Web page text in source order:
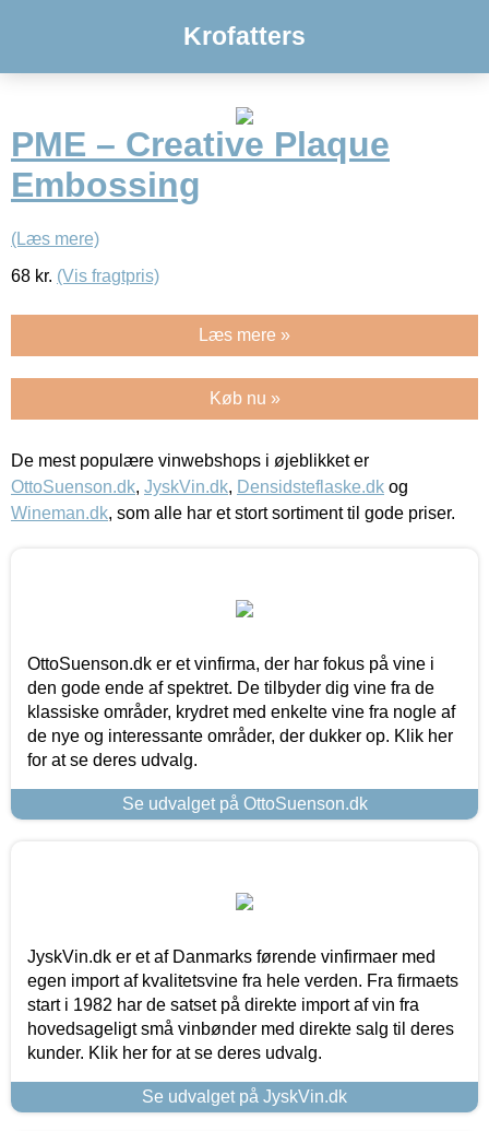
Krofatters
PME – Creative Plaque
Embossing
(Læs mere)
68 kr. (Vis fragtpris)
Læs mere »
Køb nu »
De mest populære vinwebshops i øjeblikket er
OttoSuenson.dk, JyskVin.dk, Densidsteflaske.dk og
Wineman.dk, som alle har et stort sortiment til gode priser.
OttoSuenson.dk er et vinfirma, der har fokus på vine i
den gode ende af spektret. De tilbyder dig vine fra de
klassiske områder, krydret med enkelte vine fra nogle af
de nye og interessante områder, der dukker op. Klik her
for at se deres udvalg.
Se udvalget på OttoSuenson.dk
JyskVin.dk er et af Danmarks førende vinfirmaer med
egen import af kvalitetsvine fra hele verden. Fra firmaets
start i 1982 har de satset på direkte import af vin fra
hovedsageligt små vinbønder med direkte salg til deres
kunder. Klik her for at se deres udvalg.
Se udvalget på JyskVin.dk